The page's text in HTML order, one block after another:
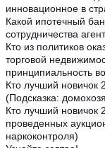
инновационное в
Какой ипотечный
сотрудничества
Кто из политиков
торговой
принципиальность
Кто лучший новичок
(Подсказка:
Кто лучший новичок
проведенных
наркоконтроля)